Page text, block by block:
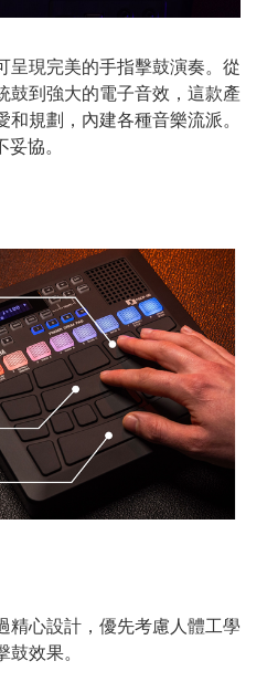
呈現完美的手指擊鼓演奏。從
鼓到強大的電子音效，這款產
規劃，內建各種音樂流派。
協。
精心設計，優先考慮人體工學
效果。